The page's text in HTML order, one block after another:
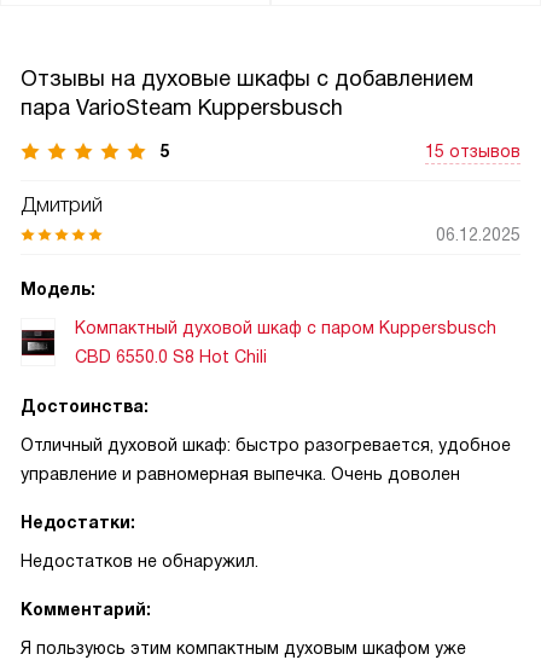
Отзывы на духовые шкафы с добавлением
пара VarioSteam Kuppersbusch
5 15 отзывов
Дмитрий
06.12.2025
Модель:
Компактный духовой шкаф с паром Kuppersbusch
CBD 6550.0 S8 Hot Chili
Достоинства:
Отличный духовой шкаф: быстро разогревается, удобное
управление и равномерная выпечка. Очень доволен
Недостатки:
Недостатков не обнаружил.
Комментарий:
Я пользуюсь этим компактным духовым шкафом уже